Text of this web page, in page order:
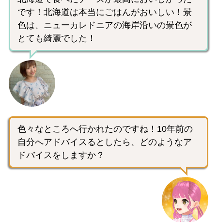
です！北海道は本当にごはんがおいしい！景
色は、ニューカレドニアの海岸沿いの景色が
とても綺麗でした！
色々なところへ行かれたのですね！10年前の
自分へアドバイスるとしたら、どのようなア
ドバイスをしますか？